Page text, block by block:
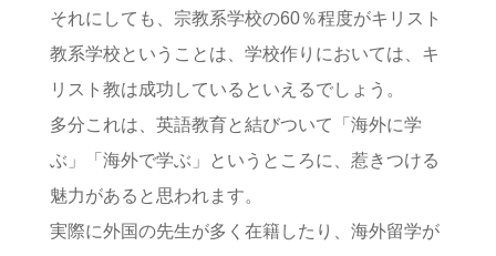
それにしても、宗教系学校の60％程度がキリスト
教系学校ということは、学校作りにおいては、キ
リスト教は成功しているといえるでしょう。
多分これは、英語教育と結びついて「海外に学
ぶ」「海外で学ぶ」というところに、惹きつける
魅力があると思われます。
実際に外国の先生が多く在籍したり、海外留学が